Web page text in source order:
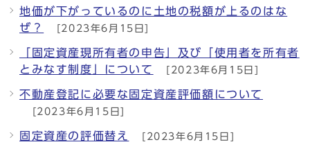
地価が下がっているのに土地の税額が上るのはな
ぜ？
[2023年6月15日]
「固定資産現所有者の申告」及び「使用者を所有者
とみなす制度」について
[2023年6月15日]
不動産登記に必要な固定資産評価額について
[2023年6月15日]
固定資産の評価替え [2023年6月15日]